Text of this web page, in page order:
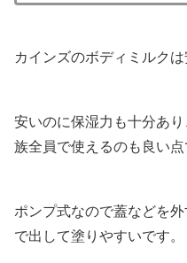
カインズのボディミルク
安いのに保湿力も十分あ
族全員で使えるのも良い点
ポンプ式なので蓋などを
で出して塗りやすいです。